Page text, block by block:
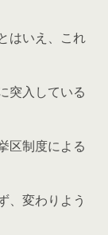
はいえ、これ
突入している
区制度による
、変わりよう